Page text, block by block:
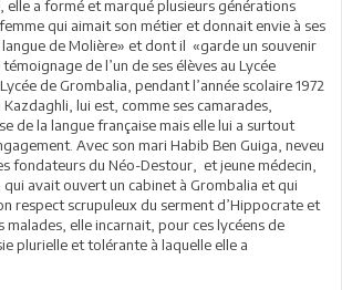
elle a formé et marqué plusieurs générations
femme qui aimait son métier et donnait envie à ses
langue de Molière» et dont il «garde un souvenir
de l’un de ses élèves au Lycée
de Grombalia, pendant l’année scolaire 1972
lui est, comme ses camarades,
de la langue française mais elle lui a surtout
Avec son mari Habib Ben Guiga, neveu
fondateurs du Néo-Destour, et jeune médecin,
qui avait ouvert un cabinet à Grombalia et qui
respect scrupuleux du serment d’Hippocrate et
malades, elle incarnait, pour ces lycéens de
plurielle et tolérante à laquelle elle a